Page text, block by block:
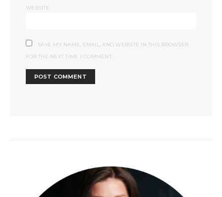
WEBSITE
SAVE MY NAME, EMAIL, AND WEBSITE IN THIS BROWSER
FOR THE NEXT TIME I COMMENT.